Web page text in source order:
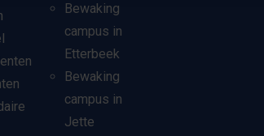
Bewaking
campus in
Etterbeek
Bewaking
campus in
Jette